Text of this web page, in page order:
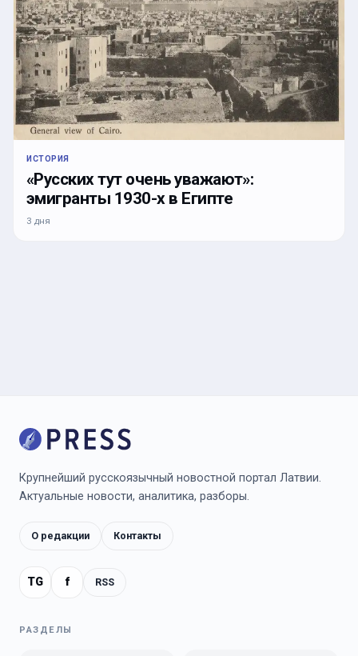
ИСТОРИЯ
«Русских тут очень уважают»:
эмигранты 1930-х в Египте
3 дня
Крупнейший русскоязычный новостной портал Латвии.
Актуальные новости, аналитика, разборы.
О редакции Контакты
TG f RSS
РАЗДЕЛЫ